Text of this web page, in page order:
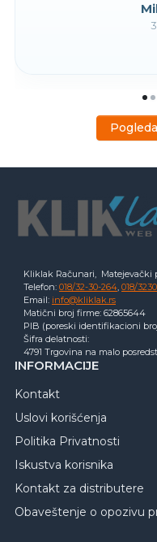
Kliklak Računari, Matejevački
Telefon: 018/32-30-264, 018/
Email: info@kliklak.rs
Matični broj firme: 62865644
PIB (poreski identifikacioni
Šifra delatnosti:
4791 Trgovina na malo
INFORMACIJE
Kontakt
Uslovi korišćenja
Politika Privatnosti
Iskustva korisnika
Kontakt za distributere
Obaveštenje o opozivu